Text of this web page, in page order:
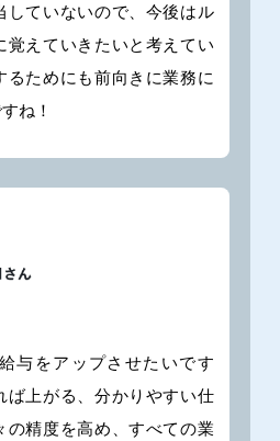
していないので、今後はル
覚えていきたいと考えてい
るためにも前向きに業務に
ね！
与をアップさせたいです
ば上がる、分かりやすい仕
の精度を高め、すべての業